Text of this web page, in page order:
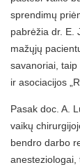
sprendimų
pabrėžia dr. E.
mažųjų
savanoriai,
ir asociacijos
Pasak doc. A.
vaikų
bendro darbo
anesteziologai,